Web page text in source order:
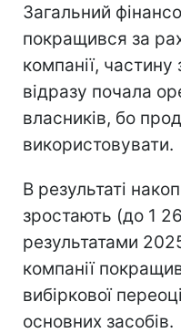
Загальний
покращився за
компанії,
відразу почала
власників, бо
використовувати.
В результаті
зростають (до 1
результатами
компанії
вибіркової
основних засобів.